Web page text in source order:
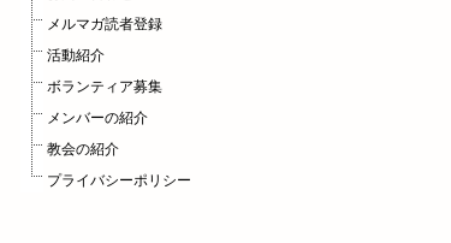
メルマガ読者登録
活動紹介
ボランティア募集
メンバーの紹介
教会の紹介
プライバシーポリシー